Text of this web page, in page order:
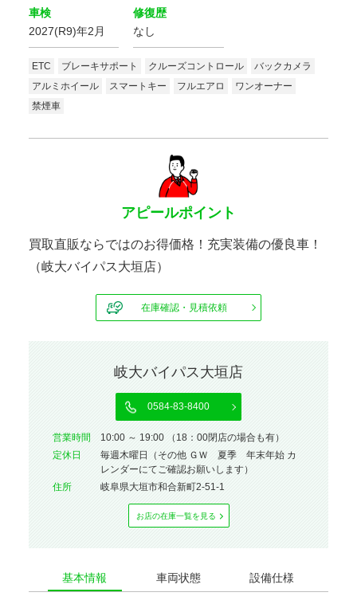
車検
2027(R9)年2月
修復歴
なし
ETC ブレーキサポート クルーズコントロール
バックカメラ
アルミホイール
スマートキー フルエアロ
ワンオーナー
禁煙車
アピールポイント
買取直販ならではのお得価格！充実装備の優良車！
（岐大バイパス大垣店）
在庫確認・見積依頼
岐大バイパス大垣店
0584-83-8400
営業時間
10:00 ～ 19:00 （18：00閉店の場合も有）
定休⽇
毎週木曜日（その他 ＧＷ 夏季 年末年始 カ
レンダーにてご確認お願いします）
住所
岐阜県大垣市和合新町2-51-1
お店の在庫⼀覧を⾒る
基本情報 車両状態 設備仕様